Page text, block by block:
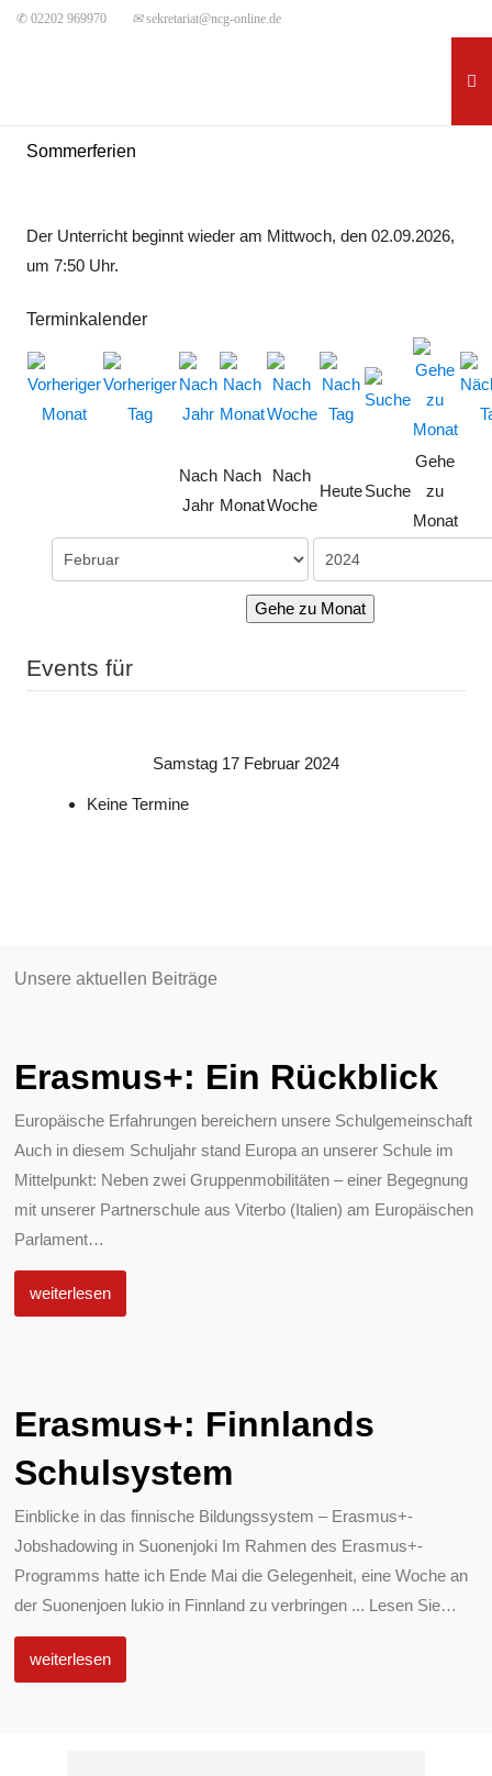
✆ 02202 969970 ✉sekretariat@ncg-online.de
Sommerferien
Der Unterricht beginnt wieder am Mittwoch, den 02.09.2026,
um 7:50 Uhr.
Terminkalender
Nach
Jahr
Nach
Monat
Nach
Woche
HeuteSuche
Gehe
zu
Monat
Gehe zu Monat
Events für
Samstag 17 Februar 2024
Keine Termine
Unsere aktuellen Beiträge
Erasmus+: Ein Rückblick
Europäische Erfahrungen bereichern unsere Schulgemeinschaft
Auch in diesem Schuljahr stand Europa an unserer Schule im
Mittelpunkt: Neben zwei Gruppenmobilitäten – einer Begegnung
mit unserer Partnerschule aus Viterbo (Italien) am Europäischen
Parlament…
weiterlesen
Erasmus+: Finnlands
Schulsystem
Einblicke in das finnische Bildungssystem – Erasmus+-
Jobshadowing in Suonenjoki Im Rahmen des Erasmus+-
Programms hatte ich Ende Mai die Gelegenheit, eine Woche an
der Suonenjoen lukio in Finnland zu verbringen ... Lesen Sie…
weiterlesen